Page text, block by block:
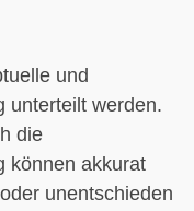
und
unterteilt werden.
die
können akkurat
unentschieden